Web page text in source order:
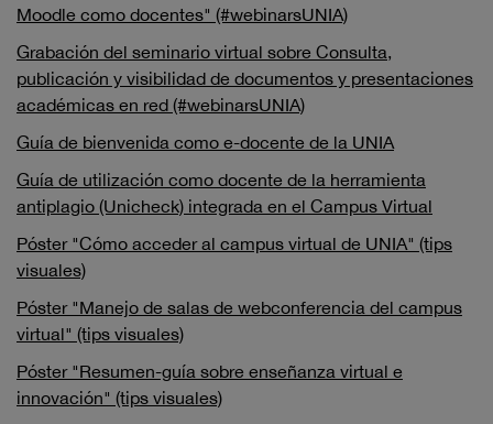
Moodle como docentes" (#webinarsUNIA)
Grabación del seminario virtual sobre Consulta,
publicación y visibilidad de documentos y presentaciones
académicas en red (#webinarsUNIA)
Guía de bienvenida como e-docente de la UNIA
Guía de utilización como docente de la herramienta
antiplagio (Unicheck) integrada en el Campus Virtual
Póster "Cómo acceder al campus virtual de UNIA" (tips
visuales)
Póster "Manejo de salas de webconferencia del campus
virtual" (tips visuales)
Póster "Resumen-guía sobre enseñanza virtual e
innovación" (tips visuales)